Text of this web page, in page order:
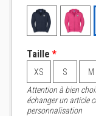
Taille *
XS S M
Attention à bien
échanger un article
personnalisation